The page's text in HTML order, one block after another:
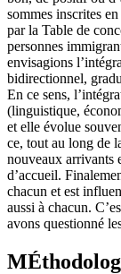
sommes inscrites
par la Table de
personnes
envisagions
bidirectionnel,
En ce sens,
(linguistique,
et elle évolue
ce, tout au long de
nouveaux arrivants
d’accueil.
chacun et est
aussi à chacun.
avons questionné